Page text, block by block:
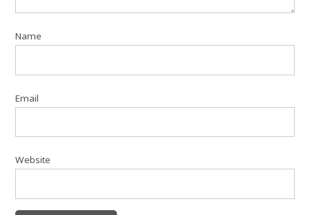
Name
Email
Website